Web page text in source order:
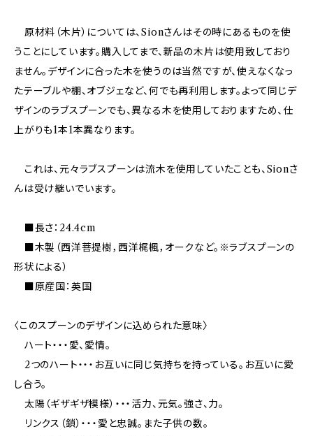
原材料（木片）については、Sionさんはその時にあるものを使
うことにしています。購入してまで、新品の木片は使用致しており
ません。デザインに合った木を使うのは当然ですが、使えなくなっ
たテーブルや棚、オブジェなど、何でも再利用します。よって同じデ
ザインのラブスプーンでも、異なる木を使用しておりますため、仕
上がりも1本1本異なります。
これは、元々ラブスプーンは流木を使用していたことも、Sionさ
んは受け継いでいます。
■長さ：24.4cm
■木製（西洋菩提樹，西洋梶楓，オークなど。※ラブスプーンの
形状による）
■原産国：英国
〈このスプーンのデザインに込められた意味〉
ハート・・・愛、愛情。
2つのハート・・・お互いに同じ気持ちを持っている。お互いに愛
し合う。
太陽（ギザギザ模様）・・・活力、元気。強さ、力。
リンクス（鎖）・・・愛と忠誠。また子供の数。